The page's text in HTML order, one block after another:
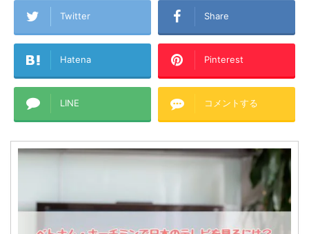
Twitter Share
Hatena Pinterest
LINE コメントする